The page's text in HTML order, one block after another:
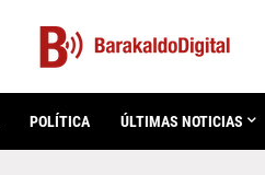
POLÍTICA ÚLTIMAS NOTICIAS